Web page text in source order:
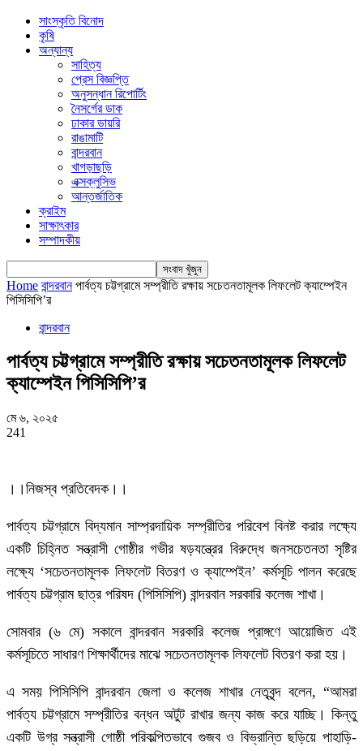
সাংস্কৃতি বিনোদ
কৃষি
অন্যান্য
সাহিত্য
প্রেস বিজ্ঞপ্তি
অনুসন্ধান রিপোর্টিং
নৈসর্গের ডাক
ঢাকার ডায়রি
রাঙামাটি
বান্দরবান
খাগড়াছড়ি
এক্সক্লুসিভ
আন্তর্জাতিক
ক্রাইম
সাক্ষাৎকার
সম্পাদকীয়
Home বান্দরবান পার্বত্য চট্টগ্রামে সম্প্রীতি রক্ষায় সচেতনতামূলক লিফলেট ক্যাম্পেইন
পিসিসিপি’র
বান্দরবান
পার্বত্য চট্টগ্রামে সম্প্রীতি রক্ষায় সচেতনতামূলক লিফলেট
ক্যাম্পেইন পিসিসিপি’র
মে ৬, ২০২৫
241
।।নিজস্ব প্রতিবেদক।।
পার্বত্য চট্টগ্রামে বিদ্যমান সাম্প্রদায়িক সম্প্রীতির পরিবেশ বিনষ্ট করার লক্ষ্যে
একটি চিহ্নিত সন্ত্রাসী গোষ্ঠীর গভীর ষড়যন্ত্রের বিরুদ্ধে জনসচেতনতা সৃষ্টির
লক্ষ্যে ‘সচেতনতামূলক লিফলেট বিতরণ ও ক্যাম্পেইন’ কর্মসূচি পালন করেছে
পার্বত্য চট্টগ্রাম ছাত্র পরিষদ (পিসিসিপি) বান্দরবান সরকারি কলেজ শাখা।
সোমবার (৬ মে) সকালে বান্দরবান সরকারি কলেজ প্রাঙ্গণে আয়োজিত এই
কর্মসূচিতে সাধারণ শিক্ষার্থীদের মাঝে সচেতনতামূলক লিফলেট বিতরণ করা হয়।
এ সময় পিসিসিপি বান্দরবান জেলা ও কলেজ শাখার নেতৃবৃন্দ বলেন, “আমরা
পার্বত্য চট্টগ্রামে সম্প্রীতির বন্ধন অটুট রাখার জন্যকাজ করে যাচ্ছি। কিন্তু
একটি উগ্র সন্ত্রাসী গোষ্ঠী পরিকল্পিতভাবে গুজব ও বিভ্রান্তি ছড়িয়ে পাহাড়ি-